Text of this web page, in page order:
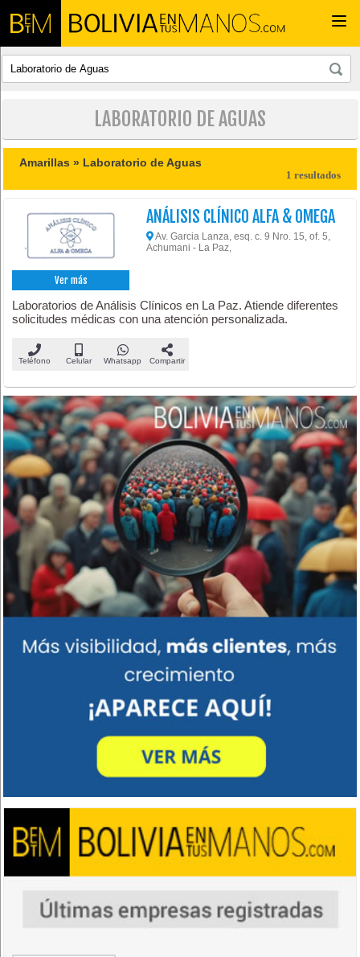
LABORATORIO DE AGUAS
Amarillas » Laboratorio de Aguas
1 resultados
Ver más
ANÁLISIS CLÍNICO ALFA & OMEGA
Av. Garcia Lanza, esq. c. 9 Nro. 15, of. 5,
Achumani - La Paz,
Laboratorios de Análisis Clínicos en La Paz. Atiende diferentes
solicitudes médicas con una atención personalizada.
Teléfono Celular Whatsapp Compartir